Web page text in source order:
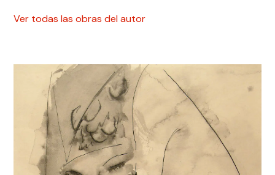
Ver todas las obras del autor